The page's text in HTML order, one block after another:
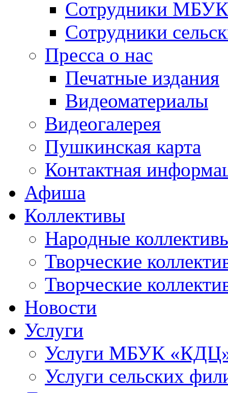
Сотрудники
Сотрудники
Пресса о нас
Печатные издания
Видеоматериалы
Видеогалерея
Пушкинская карта
Контактная
Афиша
Коллективы
Народные
Творческие
Творческие
Новости
Услуги
Услуги МБУК
Услуги сельских